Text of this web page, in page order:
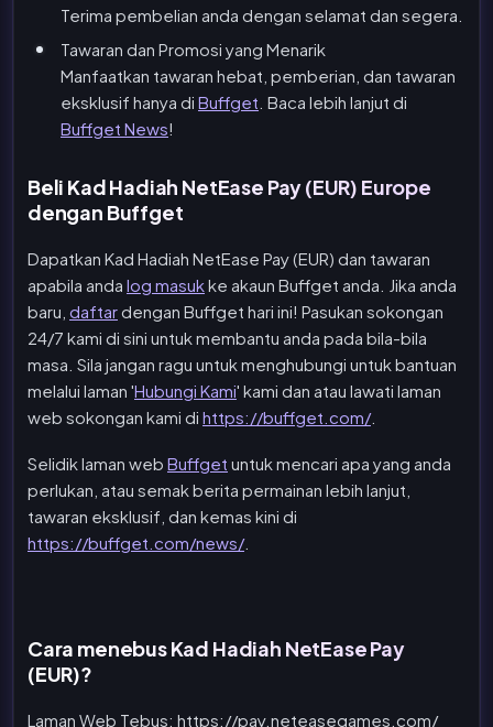
Terima pembelian anda dengan selamat dan segera.
Tawaran dan Promosi yang Menarik
Manfaatkan tawaran hebat, pemberian, dan tawaran
eksklusif hanya di Buffget . Baca lebih lanjut di
Buffget News!
Beli Kad Hadiah NetEase Pay (EUR) Europe
dengan Buffget
Dapatkan Kad Hadiah NetEase Pay (EUR) dan tawaran
apabila anda log masukke akaun Buffget anda. Jika anda
baru, daftardengan Buffget hari ini! Pasukan sokongan
24/7 kami di sini untuk membantu anda pada bila-bila
masa. Sila jangan ragu untuk menghubungi untuk bantuan
melalui laman 'Hubungi Kami' kami dan atau lawati laman
web sokongan kami di https://buffget.com/.
Selidik laman web Buffget untuk mencari apa yang anda
perlukan, atau semak berita permainan lebih lanjut,
tawaran eksklusif, dan kemas kini di
https://buffget.com/news/.
Cara menebus Kad Hadiah NetEase Pay
(EUR)?
Laman Web Tebus: https://pay.neteasegames.com/